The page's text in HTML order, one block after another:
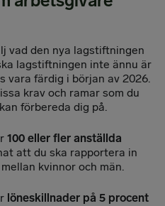
vad den nya lagstiftningen
lagstiftningen inte ännu är
vara färdig i början av 2026.
krav och ramar som du
förbereda dig på.
100 eller fler anställda
att du ska rapportera in
kvinnor och män.
löneskillnader på 5 procent